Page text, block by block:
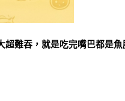
難吞，就是吃完嘴巴都是